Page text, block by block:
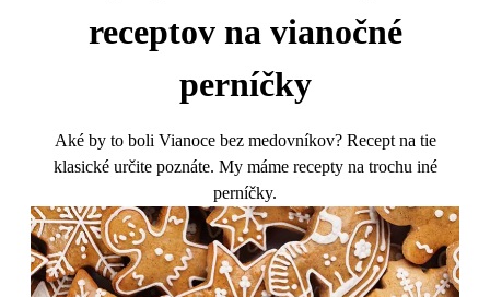
receptov na vianočné
perníčky
Aké by to boli Vianoce bez medovníkov? Recept na tie
klasické určite poznáte. My máme recepty na trochu iné
perníčky.